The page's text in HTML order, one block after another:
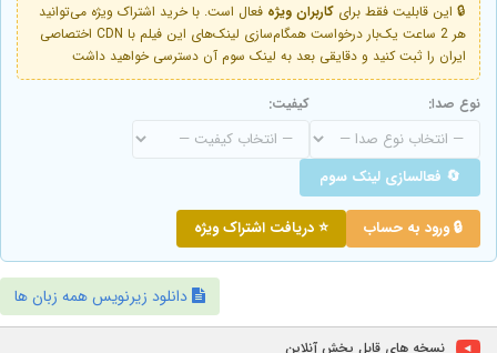
🔒 این قابلیت فقط برای کاربران ویژه فعال است. با خرید اشتراک ویژه می‌توانید
هر 2 ساعت یک‌بار درخواست همگام‌سازی لینک‌های این فیلم با CDN اختصاصی
ایران را ثبت کنید و دقایقی بعد به لینک سوم آن دسترسی خواهید داشت
نوع صدا: کیفیت:
🔄 فعالسازی لینک سوم
🔒 ورود به حساب ⭐ دریافت اشتراک ویژه
دانلود زیرنویس همه زبان ها
نسخه های قابل پخش آنلاین